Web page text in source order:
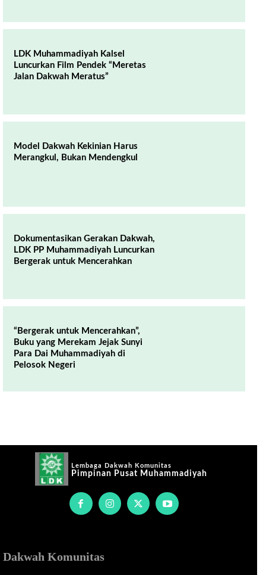
LDK Muhammadiyah Kalsel
Luncurkan Film Pendek “Meretas
Jalan Dakwah Meratus”
Model Dakwah Kekinian Harus
Merangkul, Bukan Mendengkul
Dokumentasikan Gerakan Dakwah,
LDK PP Muhammadiyah Luncurkan
Bergerak untuk Mencerahkan
“Bergerak untuk Mencerahkan”,
Buku yang Merekam Jejak Sunyi
Para Dai Muhammadiyah di
Pelosok Negeri
Lembaga Dakwah Komunitas
Pimpinan Pusat Muhammadiyah
Dakwah Komunitas